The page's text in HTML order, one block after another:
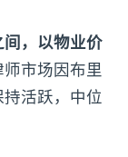
，以物业价
市场因布里
活跃，中位